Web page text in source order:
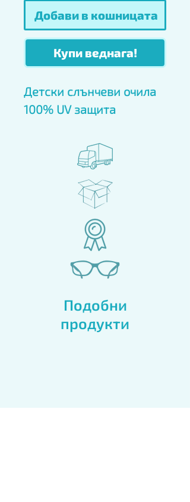
Добави в кошницата
Купи веднага!
Детски слънчеви очила
100% UV защита
Подобни
продукти